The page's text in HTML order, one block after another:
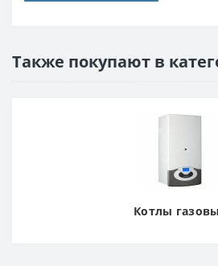
Также покупают в
Котлы